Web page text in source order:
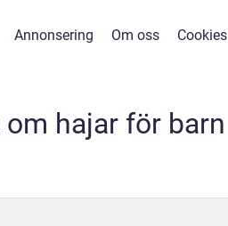
Annonsering Om oss Cookies
hajar för barn